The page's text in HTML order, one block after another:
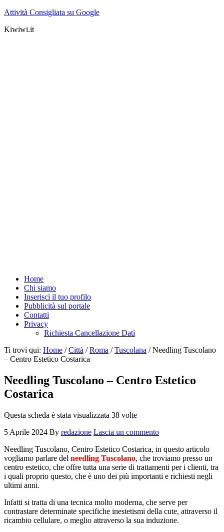
Attività Consigliata su Google
Kiwiwi.it
Home
Chi siamo
Inserisci il tuo profilo
Pubblicità sul portale
Contatti
Privacy
Richiesta Cancellazione Dati
Ti trovi qui: Home / Città / Roma / Tuscolana /Needling Tuscolano
– Centro Estetico Costarica
Needling Tuscolano – Centro Estetico
Costarica
Questa scheda è stata visualizzata 38 volte
5 Aprile 2024 By redazione Lascia un commento
Needling Tuscolano, Centro Estetico Costarica, in questo articolo
vogliamo parlare del needling Tuscolano, che troviamo presso un
centro estetico, che offre tutta una serie di trattamenti per i clienti, tra
i quali proprio questo, che è uno dei più importanti e richiesti negli
ultimi anni.
Infatti si tratta di una tecnica molto moderna, che serve per
contrastare determinate specifiche inestetismi della cute, attraverso il
ricambio cellulare, o meglio attraverso la sua induzione.